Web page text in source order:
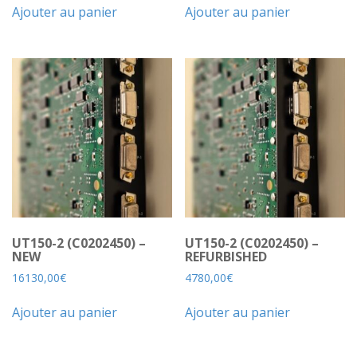
Ajouter au panier Ajouter au panier
UT150-2 (C0202450) –
NEW
16130,00€
Ajouter au panier
UT150-2 (C0202450) –
REFURBISHED
4780,00€
Ajouter au panier